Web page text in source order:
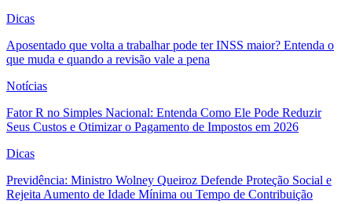
Dicas
Aposentado que volta a trabalhar pode ter INSS maior? Entenda o
que muda e quando a revisão vale a pena
Notícias
Fator R no Simples Nacional: Entenda Como Ele Pode Reduzir
Seus Custos e Otimizar o Pagamento de Impostos em 2026
Dicas
Previdência: Ministro Wolney Queiroz Defende Proteção Social e
Rejeita Aumento de Idade Mínima ou Tempo de Contribuição